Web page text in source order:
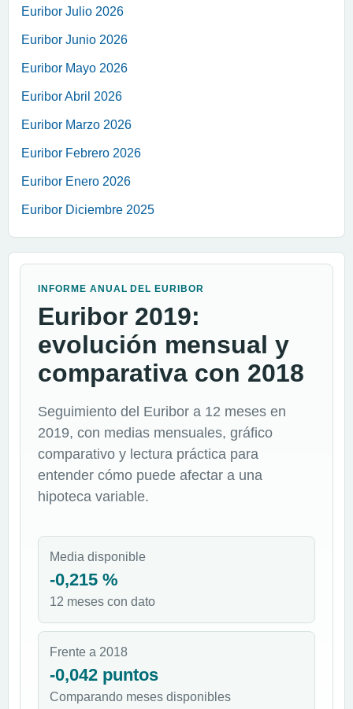
Euribor Julio 2026
Euribor Junio 2026
Euribor Mayo 2026
Euribor Abril 2026
Euribor Marzo 2026
Euribor Febrero 2026
Euribor Enero 2026
Euribor Diciembre 2025
INFORME ANUAL DEL EURIBOR
Euribor 2019:
evolución mensual y
comparativa con 2018
Seguimiento del Euribor a 12 meses en
2019, con medias mensuales, gráfico
comparativo y lectura práctica para
entender cómo puede afectar a una
hipoteca variable.
Media disponible
-0,215 %
12 meses con dato
Frente a 2018
-0,042 puntos
Comparando meses disponibles